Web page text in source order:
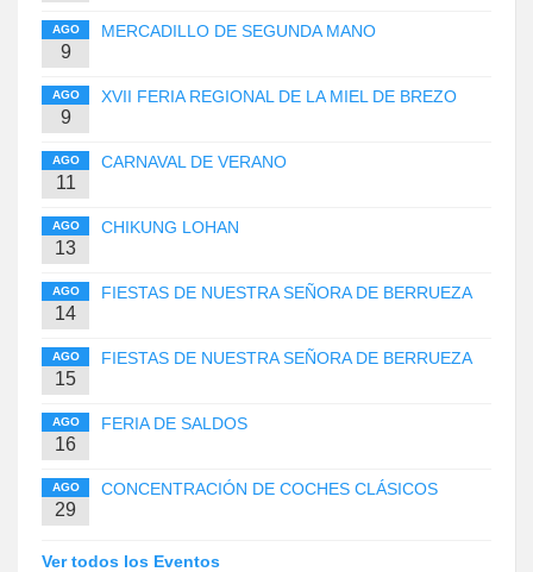
AGO
9
MERCADILLO DE SEGUNDA MANO
AGO
9
XVII FERIA REGIONAL DE LA MIEL DE BREZO
AGO
11
CARNAVAL DE VERANO
AGO
13
CHIKUNG LOHAN
AGO
14
FIESTAS DE NUESTRA SEÑORA DE BERRUEZA
AGO
15
FIESTAS DE NUESTRA SEÑORA DE BERRUEZA
AGO
16
FERIA DE SALDOS
AGO
29
CONCENTRACIÓN DE COCHES CLÁSICOS
Ver todos los Eventos